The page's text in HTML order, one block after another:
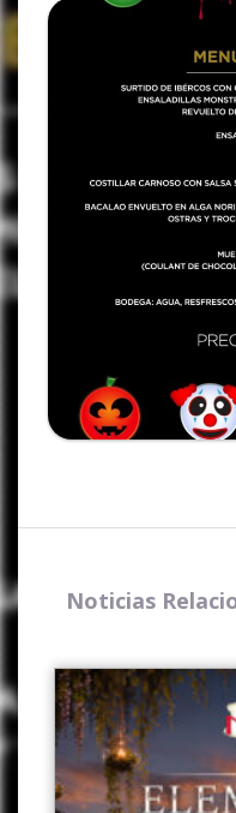
Noticias